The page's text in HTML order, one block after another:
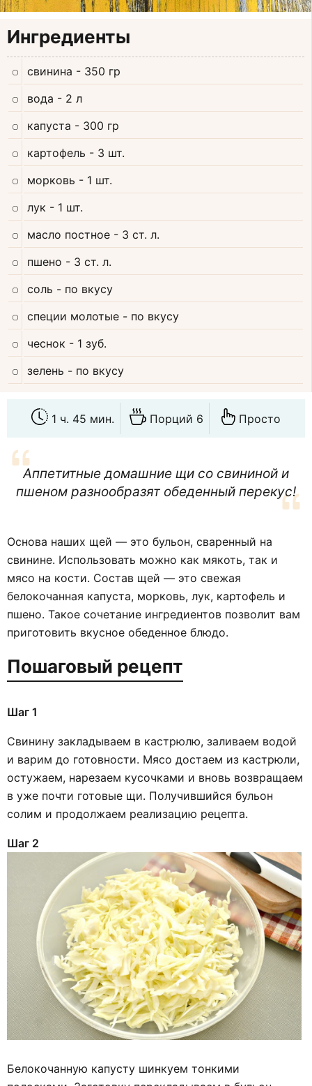
Ингредиенты
свинина - 350 гр
вода - 2 л
капуста - 300 гр
картофель - 3 шт.
морковь - 1 шт.
лук - 1 шт.
масло постное - 3 ст. л.
пшено - 3 ст. л.
соль - по вкусу
специи молотые - по вкусу
чеснок - 1 зуб.
зелень - по вкусу
1 ч. 45 мин. Порций 6 Просто
Аппетитные домашние щи со свининой и
пшеном разнообразят обеденный перекус!
Основа наших щей — это бульон, сваренный на
свинине. Использовать можно как мякоть, так и
мясо на кости. Состав щей — это свежая
белокочанная капуста, морковь, лук, картофель и
пшено. Такое сочетание ингредиентов позволит вам
приготовить вкусное обеденное блюдо.
Пошаговый рецепт
Шаг 1
Свинину закладываем в кастрюлю, заливаем водой
и варим до готовности. Мясо достаем из кастрюли,
остужаем, нарезаем кусочками и вновь возвращаем
в уже почти готовые щи. Получившийся бульон
солим и продолжаем реализацию рецепта.
Шаг 2
Белокочанную капусту шинкуем тонкими